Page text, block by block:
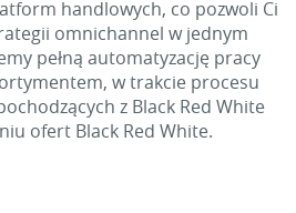
handlowych, co pozwoli Ci
omnichannel w jednym
pełną automatyzację pracy
w trakcie procesu
z Black Red White
ofert Black Red White.